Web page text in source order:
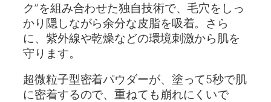
ク”を組み合わせた独自技術で、毛穴をしっ
かり隠しながら余分な皮脂を吸着。さら
に、紫外線や乾燥などの環境刺激から肌を
守ります。
超微粒子型密着パウダーが、塗って5秒で肌
に密着するので、重ねても崩れにくいで